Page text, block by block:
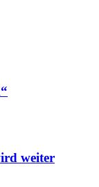
weiter